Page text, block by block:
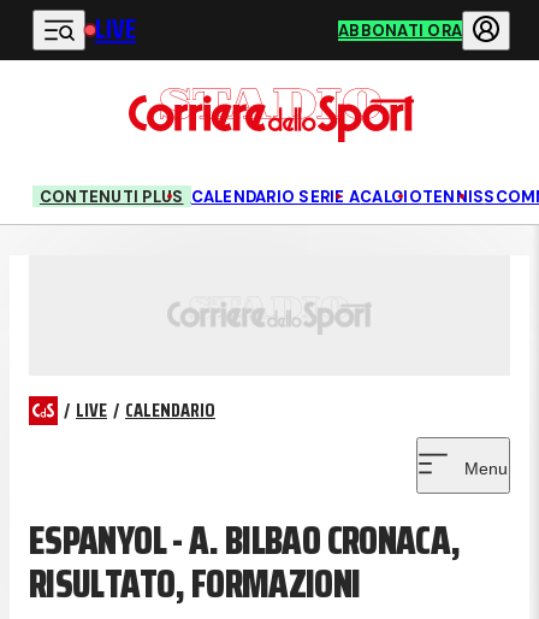
Vai al contenuto principale
LIVE ABBONATI ORA
CONTENUTI PLUS CALENDARIO SERIE ACALCIOTENNIS
/ LIVE / CALENDARIO
Menu
ESPANYOL - A. BILBAO CRONACA,
RISULTATO, FORMAZIONI